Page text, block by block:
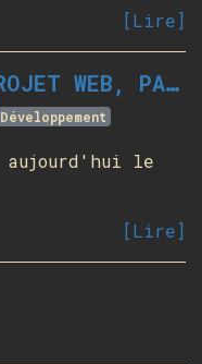
[Lire]
LA QUALITÉ DANS UN PROJET WEB, PARTIE 11 - INTÉGRATION CONTINUE
Développement
aujourd'hui le
[Lire]